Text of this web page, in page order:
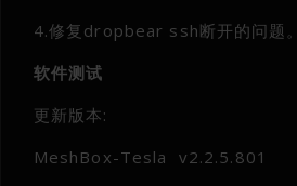
4.修复dropbear ssh断开的问题。
软件测试
更新版本:
MeshBox-Tesla v2.2.5.801